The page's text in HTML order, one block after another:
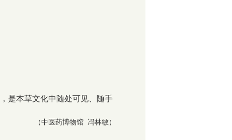
是本草文化中随处可见、随手
（中医药博物馆 冯林敏）